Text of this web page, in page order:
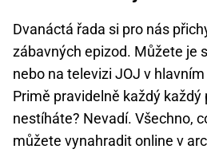
Dvanáctá řada si pro nás
zábavných epizod. Můžete je
nebo na televizi JOJ v
Primě pravidelně každý každý
nestíháte? Nevadí. Všechno,
můžete vynahradit online v